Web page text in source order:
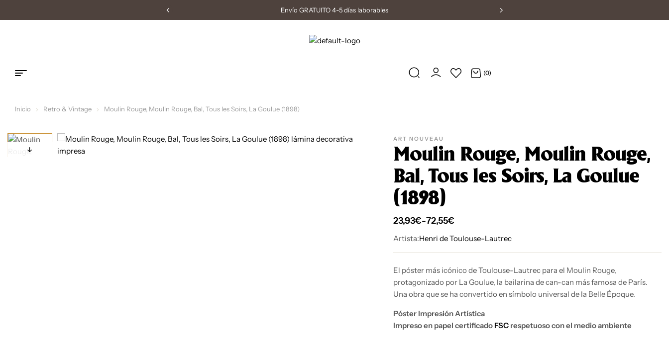
Gartantía de Satisfacción
(0)
Inicio Retro & Vintage Moulin Rouge, Moulin Rouge, Bal, Tous les Soirs, La Goulue (1898)
ART NOUVEAU
Moulin Rouge, Moulin Rouge,
Bal, Tous les Soirs, La Goulue
(1898)
23,93€-72,55€
Artista:Henri de Toulouse-Lautrec
El póster más icónico de Toulouse-Lautrec para el Moulin Rouge,
protagonizado por La Goulue, la bailarina de can-can más famosa de París.
Una obra que se ha convertido en símbolo universal de la Belle Époque.
Póster Impresión Artística
Impreso en papel certificado FSC respetuoso con el medio ambiente